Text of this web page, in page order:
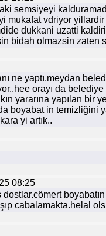
semsiyeyi
mukafat vdriyor
dukkani uzatti
bidah olmazsin zaten
ne yaptı.meydan
orayı da belediye
yararına yapılan bir
da boyabat in temizliğini
yi artık..
08:25
dostlar.cömert
cabalamakta.helal